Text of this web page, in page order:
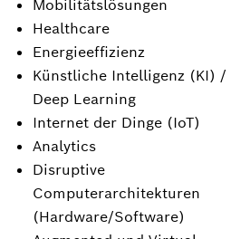
Mobilitätslösungen
Healthcare
Energieeffizienz
Künstliche Intelligenz (KI) /
Deep Learning
Internet der Dinge (IoT)
Analytics
Disruptive
Computerarchitekturen
(Hardware/Software)